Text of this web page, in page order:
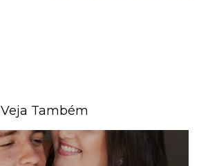
Veja Também